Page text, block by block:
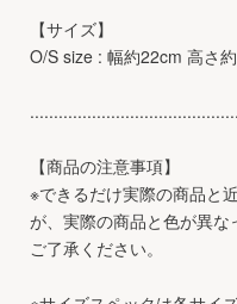
【サイズ】
O/S size : 幅約22cm 高さ
【商品の注意事項】
※できるだけ実際の商品と
が、実際の商品と色が異
ご了承ください。